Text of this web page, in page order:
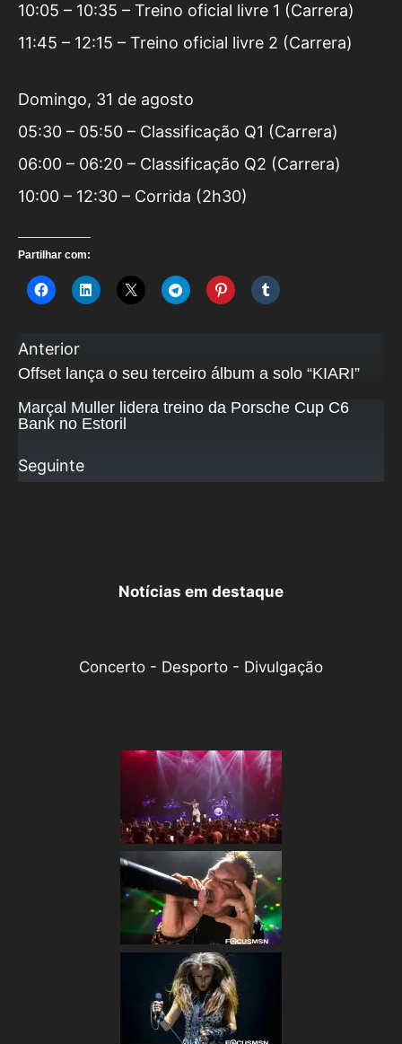
10:05 – 10:35 – Treino oficial livre 1 (Carrera)
11:45 – 12:15 – Treino oficial livre 2 (Carrera)
Domingo, 31 de agosto
05:30 – 05:50 – Classificação Q1 (Carrera)
06:00 – 06:20 – Classificação Q2 (Carrera)
10:00 – 12:30 – Corrida (2h30)
Partilhar com:
Anterior
Offset lança o seu terceiro álbum a solo “KIARI”
Marçal Muller lidera treino da Porsche Cup C6
Bank no Estoril
Seguinte
Notícias em destaque
Concerto - Desporto - Divulgação